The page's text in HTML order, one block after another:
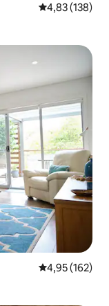
Середня
4,83 (138)
Середня
4,95 (162)